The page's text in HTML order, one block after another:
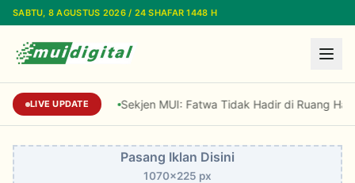
Lewati ke konten utama
SABTU, 8 AGUSTUS 2026 / 24 SHAFAR 1448 H
LIVE UPDATE Sekjen MUI: Fatwa Tidak Hadir di Ruang
Pasang Iklan Disini
1070x225 px